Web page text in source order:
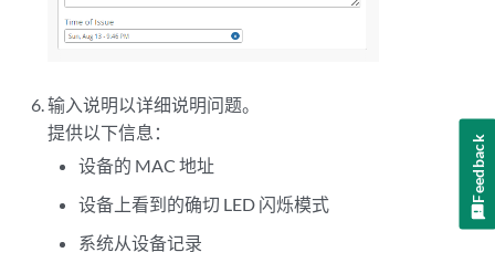
输入说明以详细说明问题。
提供以下信息：
设备的 MAC 地址
设备上看到的确切 LED 闪烁模式
系统从设备记录
Feedback